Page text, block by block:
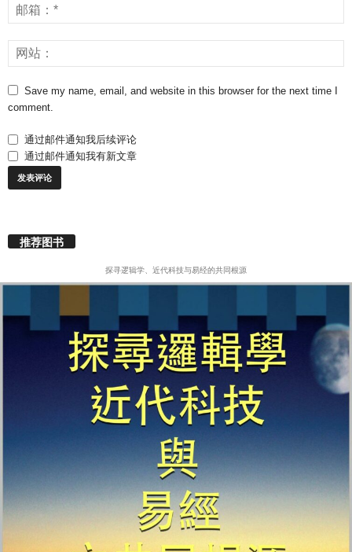
Save my name, email, and website in this browser for the next time I
comment.
通过邮件通知我后续评论
通过邮件通知我有新文章
推荐图书
探寻逻辑学、近代科技与易经的共同根源